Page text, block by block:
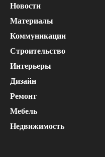
Новости
Материалы
Коммуникации
Строительство
Интерьеры
Дизайн
Ремонт
Мебель
Недвижимость